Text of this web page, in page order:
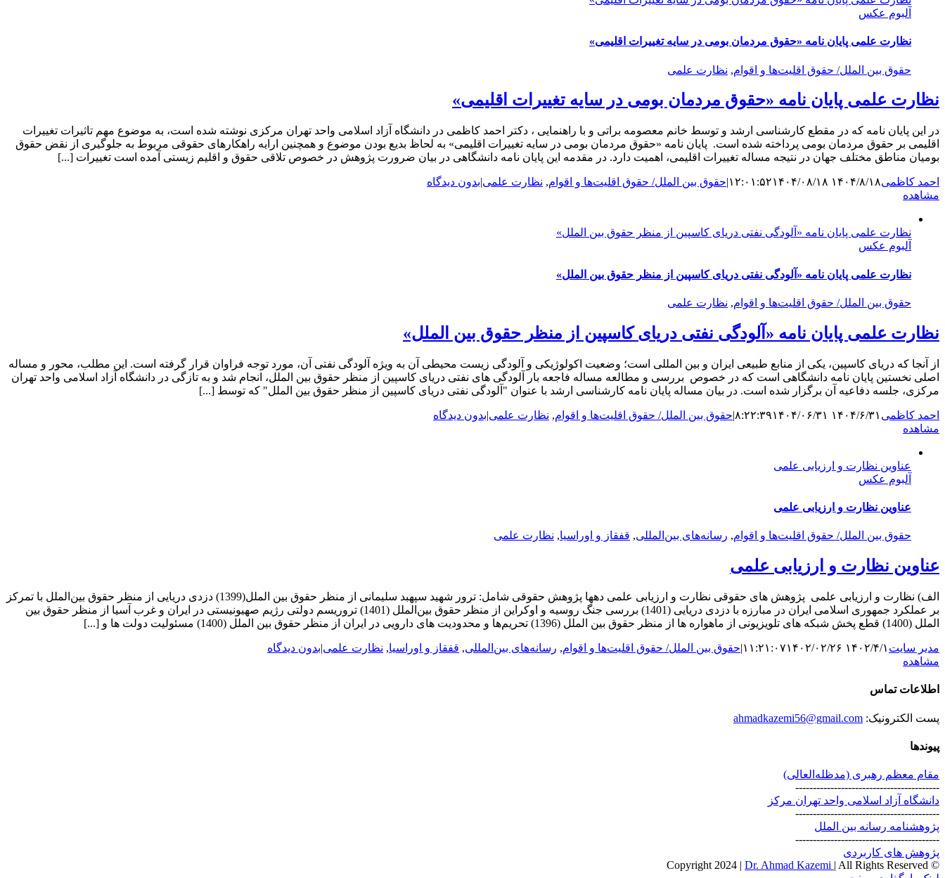
آلبوم عکس
نظارت علمی پایان نامه «حقوق مردمان بومی در سایه تغییرات اقلیمی»
حقوق بین الملل/ حقوق اقلیت‌ها و اقوام, نظارت علمی
نظارت علمی پایان نامه «حقوق مردمان بومی در سایه تغییرات اقلیمی»
در این پایان نامه که در مقطع کارشناسی ارشد و توسط خانم معصومه براتی و با راهنمایی ، دکتر احمد کاظمی در دانشگاه آزاد اسلامی واحد تهران مرکزی نوشته شده است، به موضوع مهم تاثیرات تغییرات
اقلیمی بر حقوق مردمان بومی پرداخته شده است. پایان نامه «حقوق مردمان بومی در سایه تغییرات اقلیمی» به لحاظ بدیع بودن موضوع و همچنین ارایه راهکارهای حقوقی مربوط به جلوگیری از نقض حقوق
بومیان مناطق مختلف جهان در نتیجه مساله تغییرات اقلیمی، اهمیت دارد. در مقدمه این پایان نامه دانشگاهی در بیان ضرورت پژوهش در خصوص تلاقی حقوق و اقلیم زیستی آمده است تغییرات [...]
احمد کاظمی۱۴۰۴/۸/۱۸ ۱۲:۰۱:۵۲ ۱۴۰۴/۰۸/۱۸ |حقوق بین الملل/ حقوق اقلیت‌ها و اقوام, نظارت علمی|بدون دیدگاه
مشاهده
نظارت علمی پایان نامه «آلودگی نفتی دریای کاسپین از منظر حقوق بین الملل»
آلبوم عکس
نظارت علمی پایان نامه «آلودگی نفتی دریای کاسپین از منظر حقوق بین الملل»
حقوق بین الملل/ حقوق اقلیت‌ها و اقوام, نظارت علمی
نظارت علمی پایان نامه «آلودگی نفتی دریای کاسپین از منظر حقوق بین الملل»
از آنجا که دریای کاسپین، یکی از منابع طبیعی ایران و بین المللی است؛ وضعیت اکولوژیکی و آلودگی زیست محیطی آن به ویژه آلودگی نفتی آن، مورد توجه فراوان قرار گرفته است. این مطلب، محور و مساله
اصلی نخستین پایان نامه دانشگاهی است که در خصوص بررسی و مطالعه مساله فاجعه بار آلودگی های نفتی دریای کاسپین از منظر حقوق بین الملل، انجام شد و به تازگی در دانشگاه آزاد اسلامی واحد تهران
مرکزی، جلسه دفاعیه آن برگزار شده است. در بیان مساله پایان نامه کارشناسی ارشد با عنوان "آلودگی نفتی دریای کاسپین از منظر حقوق بین الملل" که توسط [...]
احمد کاظمی ۱۴۰۴/۶/۳۱ ۸:۲۲:۳۹ ۱۴۰۴/۰۶/۳۱ |حقوق بین الملل/ حقوق اقلیت‌ها و اقوام, نظارت علمی|بدون دیدگاه
مشاهده
عناوین نظارت و ارزیابی علمی
آلبوم عکس
عناوین نظارت و ارزیابی علمی
حقوق بین الملل/ حقوق اقلیت‌ها و اقوام, رسانه‌های بین‌المللی, قفقاز و اوراسیا, نظارت علمی
عناوین نظارت و ارزیابی علمی
الف) نظارت و ارزیابی علمی پژوهش های حقوقی نظارت و ارزیابی علمی دهها پژوهش حقوقی شامل: ترور شهید سپهبد سلیمانی از منظر حقوق بین الملل(1399) دزدی دریایی از منظر حقوق بین‌الملل با تمرکز
بر عملکرد جمهوری اسلامی ایران در مبارزه با دزدی دریایی (1401) بررسی جنگ روسیه و اوکراین از منظر حقوق بین‌الملل (1401) تروریسم دولتی رژیم صهیونیستی در ایران و غرب آسیا از منظر حقوق بین
الملل (1400) قطع پخش شبکه های تلویزیونی از ماهواره ها از منظر حقوق بین الملل (1396) تحریم‌ها و محدودیت های دارویی در ایران از منظر حقوق بین الملل (1400) مسئولیت دولت ها و [...]
مدیر سایت ۱۴۰۲/۴/۱ ۱۱:۲۱:۰۷ ۱۴۰۲/۰۲/۲۶ |حقوق بین الملل/ حقوق اقلیت‌ها و اقوام, رسانه‌های بین‌المللی, قفقاز و اوراسیا, نظارت علمی|بدون دیدگاه
مشاهده
اطلاعات تماس
پست الکترونیک: ahmadkazemi56@gmail.com
پیوندها
مقام معظم رهبری (مد‌ظله‌العالی)
-----------------------------------------
دانشگاه آزاد اسلامی واحد تهران مرکز
-----------------------------------------
پژوهشنامه رسانه بین الملل
-----------------------------------------
پژوهش های کاربردی
© Copyright 2024 |
Dr. Ahmad Kazemi | All Rights Reserved